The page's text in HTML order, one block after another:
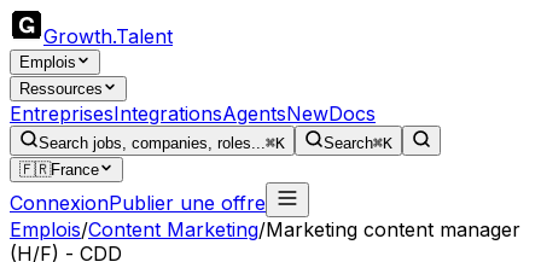
Growth.Talent
Emplois
Ressources
EntreprisesIntegrationsAgentsNewDocs
Search jobs, companies, roles...⌘K Search⌘K
🇫🇷France
ConnexionPublier une offre
Emplois/Content Marketing/Marketing content manager
(H/F) - CDD